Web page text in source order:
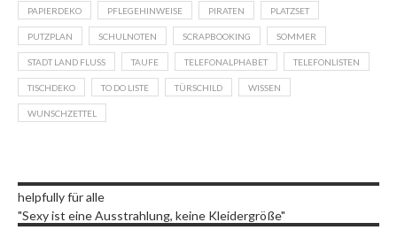
PAPIERDEKO PFLEGEHINWEISE PIRATEN PLATZSET
PUTZPLAN SCHULNOTEN SCRAPBOOKING SOMMER
STADT LAND FLUSS TAUFE TELEFONALPHABET TELEFONLISTEN
TISCHDEKO TO DO LISTE TÜRSCHILD WISSEN
WUNSCHZETTEL
helpfully für alle
"Sexy ist eine Ausstrahlung, keine Kleidergröße"